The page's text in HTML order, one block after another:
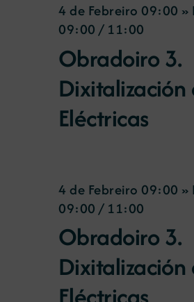
Obradoiro 3.
Dixitalización
Eléctricas
4 de Febreiro 09:00 »
09:00 / 11:00
Obradoiro 3.
Dixitalización
4 de Febreiro 09:00 »
09:00 / 11:00